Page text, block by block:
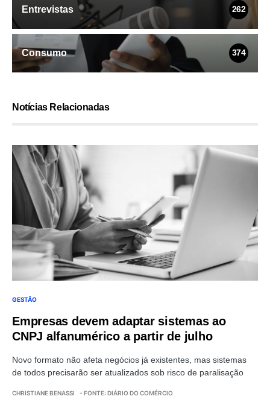
Entrevistas 262
Consumo 374
Notícias Relacionadas
GESTÃO
Empresas devem adaptar sistemas ao
CNPJ alfanumérico a partir de julho
Novo formato não afeta negócios já existentes, mas sistemas
de todos precisarão ser atualizados sob risco de paralisação
CHRISTIANE BENASSI - FONTE: DIÁRIO DO COMÉRCIO